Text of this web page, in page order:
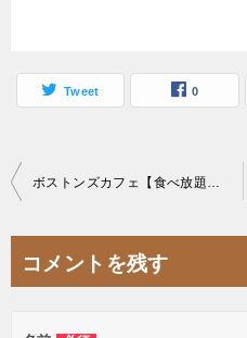
Tweet 0
投
ビ
コメントを残す